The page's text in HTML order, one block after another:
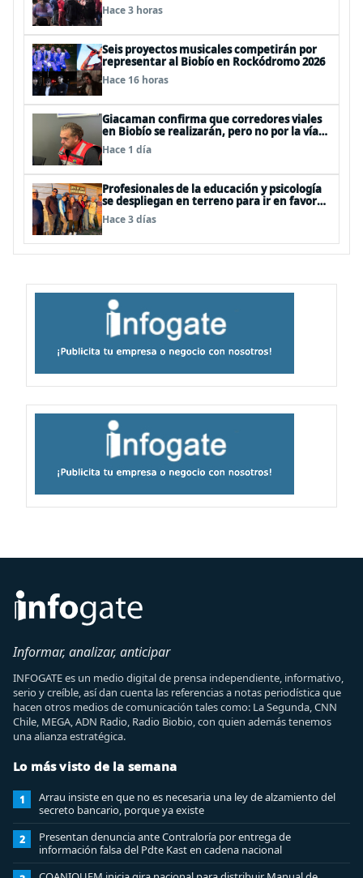
Hace 3 horas
Seis proyectos musicales competirán por
representar al Biobío en Rockódromo 2026
Hace 16 horas
Giacaman confirma que corredores viales
en Biobío se realizarán, pero no por la vía
de la concesión
Hace 1 día
Profesionales de la educación y psicología
se despliegan en terreno para ir en favor
de niños afectados por la emergencia
Hace 3 días
Informar, analizar, anticipar
INFOGATE es un medio digital de prensa independiente, informativo,
serio y creíble, así dan cuenta las referencias a notas periodística que
hacen otros medios de comunicación tales como: La Segunda, CNN
Chile, MEGA, ADN Radio, Radio Biobio, con quien además tenemos
una alianza estratégica.
Lo más visto de la semana
1
Arrau insiste en que no es necesaria una ley de alzamiento del
secreto bancario, porque ya existe
2
Presentan denuncia ante Contraloría por entrega de
información falsa del Pdte Kast en cadena nacional